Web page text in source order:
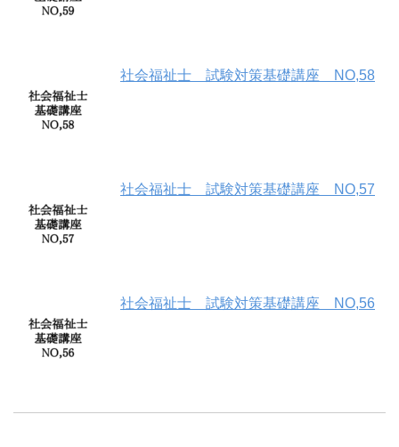
社会福祉士 試験対策基礎講座 NO,58
社会福祉士 試験対策基礎講座 NO,57
社会福祉士 試験対策基礎講座 NO,56